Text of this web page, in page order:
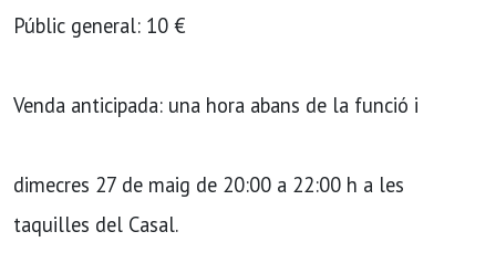
Públic general: 10 €
Venda anticipada: una hora abans de la funció i
dimecres 27 de maig de 20:00 a 22:00 h a les
taquilles del Casal.